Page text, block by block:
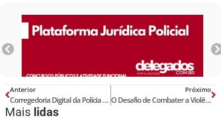
Anterior
Corregedoria Digital da Polícia Civil do Piauí: inovação, transparência e eficiência
Próximo
O Desafio de Combater a Violência Contra a Mulher no Brasil
Mais lidas